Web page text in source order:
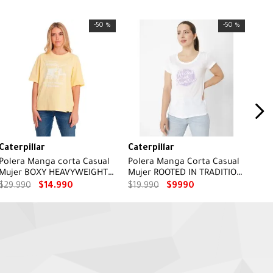
-50 %
Manga corta Casual
BOXY HEAVYWEIGHT
TEE 1 Amarillo CAT
29.990 $14.990
-50 %
Caterpillar
Polera Manga Corta Casual
Mujer ROOTED IN TRADITION
TEE BLANCO CAT
$19.990 $9990